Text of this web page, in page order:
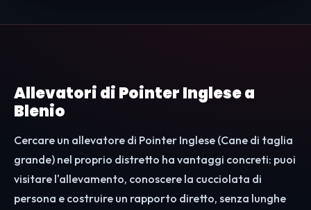
Allevatori di Pointer Inglese a
Blenio
Cercare un allevatore di Pointer Inglese (Cane di taglia
grande) nel proprio distretto ha vantaggi concreti: puoi
visitare l'allevamento, conoscere la cucciolata di
persona e costruire un rapporto diretto, senza lunghe